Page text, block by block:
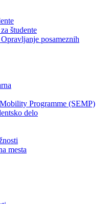
študente
posameznih
Programme (SEMP)
delo
mesta